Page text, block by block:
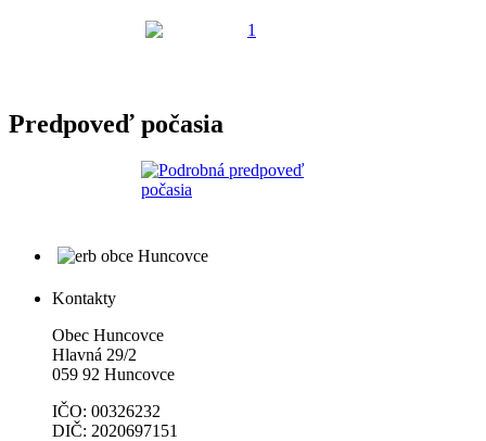
Predpoveď počasia
Kontakty
Obec Huncovce
Hlavná 29/2
059 92 Huncovce
IČO: 00326232
DIČ: 2020697151